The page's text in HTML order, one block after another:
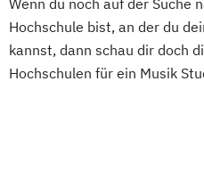
Hochschule bist, an der du
kannst, dann schau dir doch
Hochschulen für ein Musik